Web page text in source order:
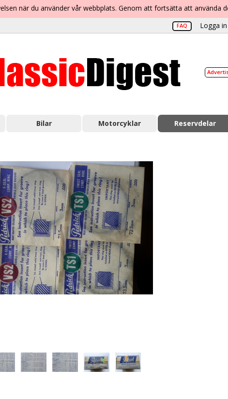
när du använder vår webbplats. Genom att fortsätta att använda
FAQ Logga
Bilar Motorcyklar Reservdelar